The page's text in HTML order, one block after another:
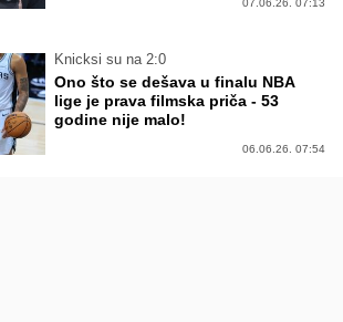
07.06.26. 07:13
Knicksi su na 2:0
Ono što se dešava u finalu NBA
lige je prava filmska priča - 53
godine nije malo!
06.06.26. 07:54